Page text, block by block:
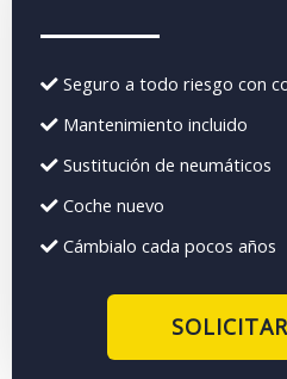
Seguro a todo riesgo con
Mantenimiento incluido
Sustitución de neumáticos
Coche nuevo
Cámbialo cada pocos años